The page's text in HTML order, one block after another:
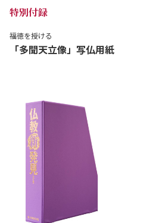
特別付録
福徳を授ける
「多聞天立像」写仏用紙